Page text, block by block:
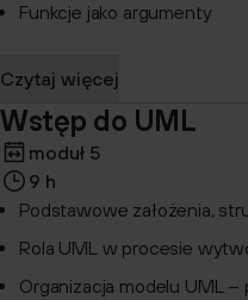
Funkcje jako argumenty
Czytaj więcej
Wstęp do UML
moduł 5
9 h
Podstawowe założenia,
Rola UML w procesie
Organizacja modelu UML –